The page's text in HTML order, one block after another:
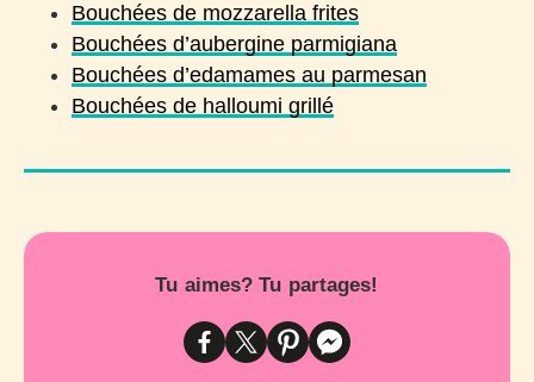
Bouchées de mozzarella frites
Bouchées d’aubergine parmigiana
Bouchées d’edamames au parmesan
Bouchées de halloumi grillé
Tu aimes? Tu partages!